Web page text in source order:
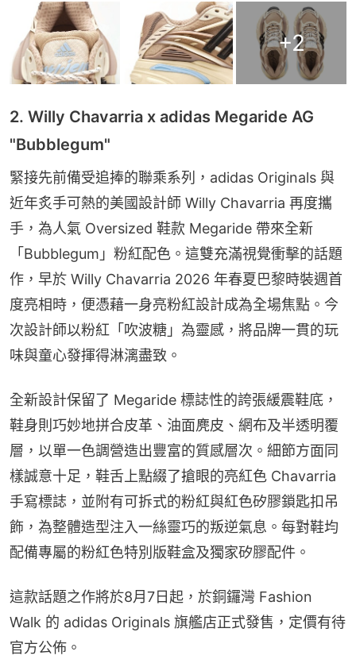
+2
2. Willy Chavarria x adidas Megaride AG
"Bubblegum"
緊接先前備受追捧的聯乘系列，adidas Originals 與
近年炙手可熱的美國設計師 Willy Chavarria 再度攜
手，為人氣 Oversized 鞋款 Megaride 帶來全新
「Bubblegum」粉紅配色。這雙充滿視覺衝擊的話題
作，早於 Willy Chavarria 2026 年春夏巴黎時裝週首
度亮相時，便憑藉一身亮粉紅設計成為全場焦點。今
次設計師以粉紅「吹波糖」為靈感，將品牌一貫的玩
味與童心發揮得淋漓盡致。
全新設計保留了 Megaride 標誌性的誇張緩震鞋底，
鞋身則巧妙地拼合皮革、油面麂皮、網布及半透明覆
層，以單一色調營造出豐富的質感層次。細節方面同
樣誠意十足，鞋舌上點綴了搶眼的亮紅色 Chavarria
手寫標誌，並附有可拆式的粉紅與紅色矽膠鎖匙扣吊
飾，為整體造型注入一絲靈巧的叛逆氣息。每對鞋均
配備專屬的粉紅色特別版鞋盒及獨家矽膠配件。
這款話題之作將於8月7日起，於銅鑼灣 Fashion
Walk 的 adidas Originals 旗艦店正式發售，定價有待
官方公佈。